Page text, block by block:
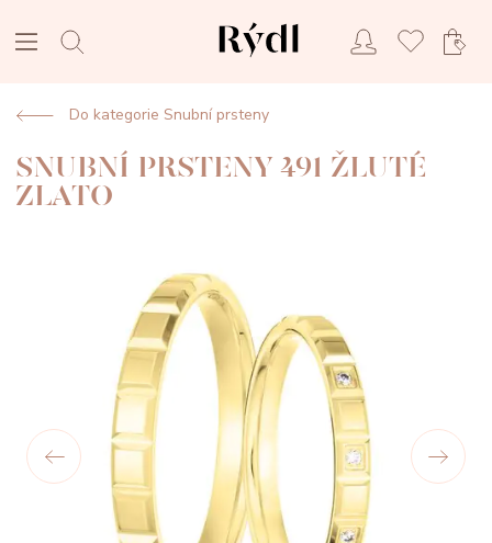
Do kategorie Snubní prsteny
SNUBNÍ PRSTENY 491 ŽLUTÉ
ZLATO